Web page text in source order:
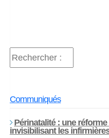
Communiqués
Périnatalité : une
invisibilisant les